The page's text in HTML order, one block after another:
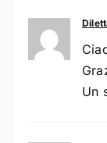
Un